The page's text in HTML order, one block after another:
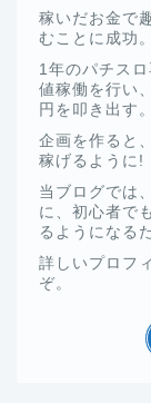
稼いだお金で
むことに成功。
1年のパチス
値稼働を行い
円を叩き出す
企画を作ると
稼げるように!
当ブログでは
に、初心者で
るようになる
詳しいプロフ
ぞ。